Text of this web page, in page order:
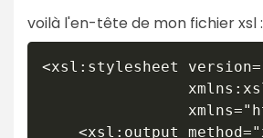
voilà l'en-tête de mon fichier xsl :
<xsl:stylesheet	version="1.0"